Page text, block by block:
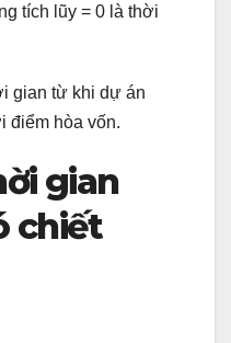
tích lũy = 0 là thời
gian từ khi dự án
điểm hòa vốn.
gian
chiết